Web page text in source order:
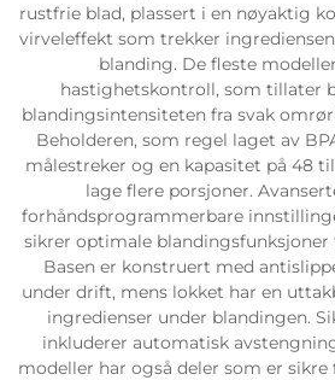
rustfrie blad, plassert i en nøyaktig
virveleffekt som trekker
blanding. De fleste
hastighetskontroll, som tillater
blandingsintensiteten fra svak
Beholderen, som regel laget av
målestreker og en kapasitet på 48
lage flere porsjoner.
forhåndsprogrammerbare
sikrer optimale blandingsfunksjoner
Basen er konstruert med
under drift, mens lokket har en
ingredienser under blandingen.
inkluderer automatisk
modeller har også deler som er